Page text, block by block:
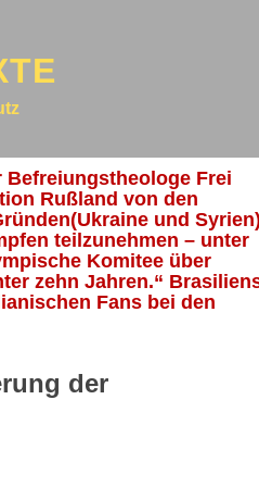
Frei
Rußland von den
und Syrien)
teilzunehmen – unter
Komitee über
zehn Jahren.“
Fans bei den
der